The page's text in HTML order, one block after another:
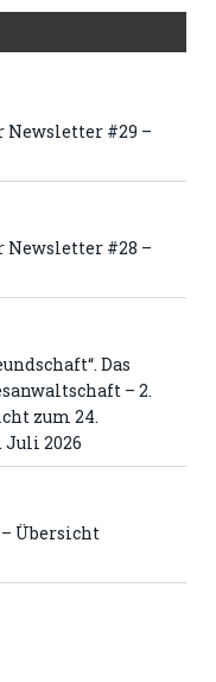
Newsletter #29 –
Newsletter #28 –
Das
– 2.
zum 24.
Juli 2026
– Übersicht